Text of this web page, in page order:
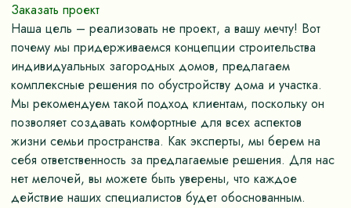
Заказать проект
Наша цель – реализовать не проект, а вашу мечту! Вот
почему мы придерживаемся концепции строительства
индивидуальных загородных домов, предлагаем
комплексные решения по обустройству дома и участка.
Мы рекомендуем такой подход клиентам, поскольку он
позволяет создавать комфортные для всех аспектов
жизни семьи пространства. Как эксперты, мы берем на
себя ответственность за предлагаемые решения. Для нас
нет мелочей, вы можете быть уверены, что каждое
действие наших специалистов будет обоснованным.